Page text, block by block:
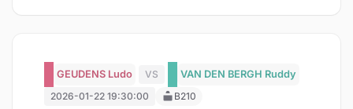
GEUDENS Ludo VS
VAN DEN BERGH Ruddy
2026-01-22 19:30:00
B210